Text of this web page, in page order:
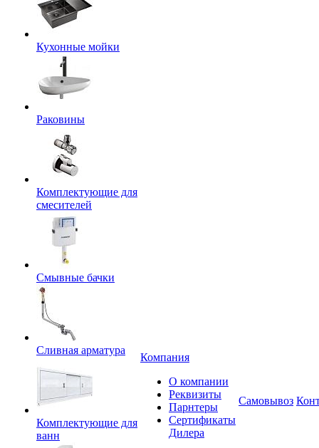
Кухонные мойки
Раковины
Комплектующие для
смесителей
Смывные бачки
Сливная арматура
Комплектующие для
ванн
Компания
О компании
Реквизиты
Парнтеры
Сертификаты
Дилера
Самовывоз